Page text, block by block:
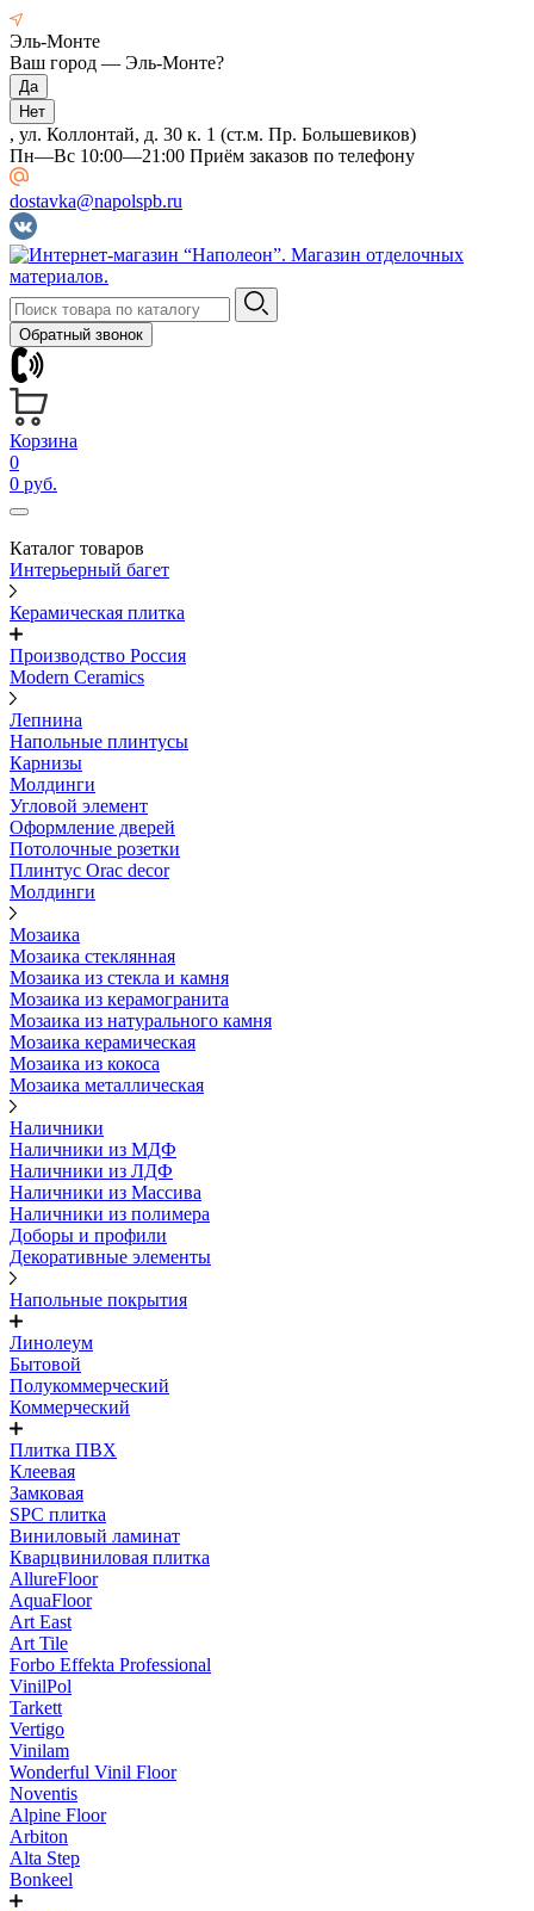
Эль-Монте
Ваш город — Эль-Монте?
, ул. Коллонтай, д. 30 к. 1 (ст.м. Пр. Большевиков)
Пн—Вс 10:00—21:00 Приём заказов по телефону
dostavka@napolspb.ru
Обратный звонок
Корзина
0
0 руб.
Каталог товаров
Интерьерный багет
Керамическая плитка
Производство Россия
Modern Ceramics
Лепнина
Напольные плинтусы
Карнизы
Молдинги
Угловой элемент
Оформление дверей
Потолочные розетки
Плинтус Orac decor
Молдинги
Мозаика
Мозаика стеклянная
Мозаика из стекла и камня
Мозаика из керамогранита
Мозаика из натурального камня
Мозаика керамическая
Мозаика из кокоса
Мозаика металлическая
Наличники
Наличники из МДФ
Наличники из ЛДФ
Наличники из Массива
Наличники из полимера
Доборы и профили
Декоративные элементы
Напольные покрытия
Линолеум
Бытовой
Полукоммерческий
Коммерческий
Плитка ПВХ
Клеевая
Замковая
SPC плитка
Виниловый ламинат
Кварцвиниловая плитка
AllureFloor
AquaFloor
Art East
Art Tile
Forbo Effekta Professional
VinilPol
Tarkett
Vertigo
Vinilam
Wonderful Vinil Floor
Noventis
Alpine Floor
Arbiton
Alta Step
Bonkeel